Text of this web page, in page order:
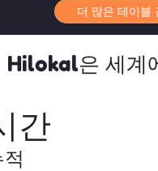
더 많은 테이블
Hilokal은 세계
간